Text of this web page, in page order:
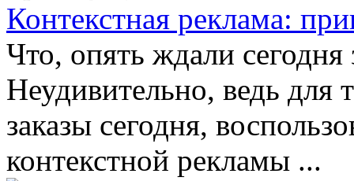
Контекстная реклама:
Что, опять ждали сегодня
Неудивительно, ведь для
заказы сегодня,
контекстной рекламы ...